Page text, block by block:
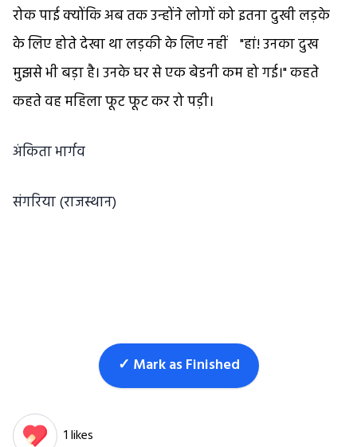
रोक पाई क्योंकि अब तक उन्होंने लोगों को इतना दुखी लड़के
के लिए होते देखा था लड़की के लिए नहीं "हां! उनका दुख
मुझसे भी बड़ा है। उनके घर से एक बेडनी कम हो गई।" कहते
कहते वह महिला फूट फूट कर रो पड़ी।
अंकिता भार्गव
संगरिया (राजस्थान)
✓ Mark as Finished
1 likes